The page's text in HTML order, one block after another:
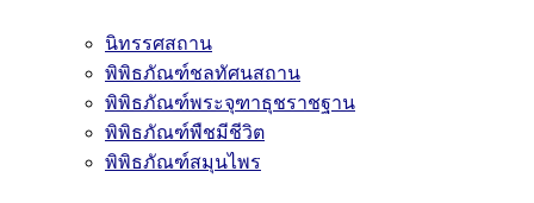
นิทรรศสถาน
พิพิธภัณฑ์ชลทัศนสถาน
พิพิธภัณฑ์พระจุฑาธุชราชฐาน
พิพิธภัณฑ์พืชมีชีวิต
พิพิธภัณฑ์สมุนไพร